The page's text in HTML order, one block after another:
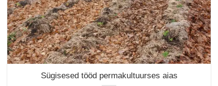
Sügisesed tööd permakultuurses aias